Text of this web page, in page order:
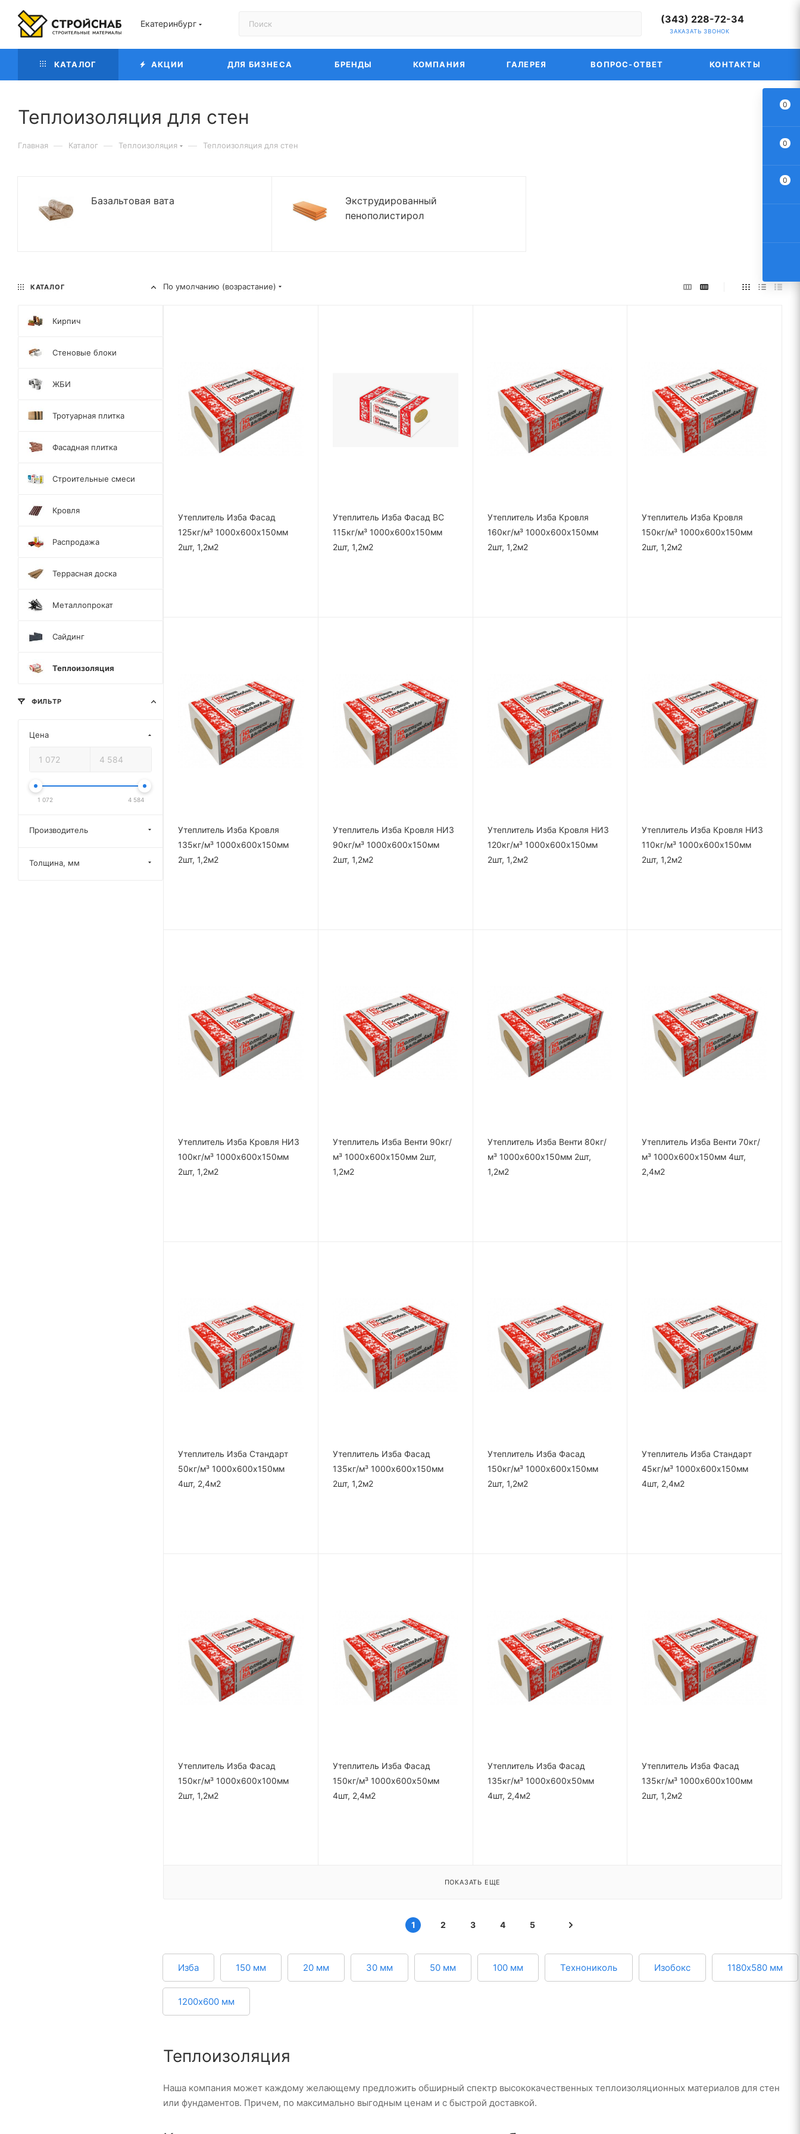
Екатеринбург (343) 228-72-34
ЗАКАЗАТЬ ЗВОНОК
КАТАЛОГ АКЦИИ ДЛЯ БИЗНЕСА БРЕНДЫ КОМПАНИЯ ГАЛЕРЕЯ ВОПРОС-ОТВЕТ КОНТАКТЫ
Теплоизоляция для стен
Главная — Каталог — Теплоизоляция — Теплоизоляция для стен
Базальтовая вата
Экструдированный
пенополистирол
По умолчанию (возрастание)
Утеплитель Изба Фасад
125кг/м³ 1000х600х150мм
2шт, 1,2м2
Утеплитель Изба Фасад ВС
115кг/м³ 1000х600х150мм
2шт, 1,2м2
Утеплитель Изба Кровля
160кг/м³ 1000х600х150мм
2шт, 1,2м2
Утеплитель Изба Кровля
150кг/м³ 1000х600х150мм
2шт, 1,2м2
Утеплитель Изба Кровля
135кг/м³ 1000х600х150мм
2шт, 1,2м2
Утеплитель Изба Кровля НИЗ
90кг/м³ 1000х600х150мм
2шт, 1,2м2
Утеплитель Изба Кровля НИЗ
120кг/м³ 1000х600х150мм
2шт, 1,2м2
Утеплитель Изба Кровля НИЗ
110кг/м³ 1000х600х150мм
2шт, 1,2м2
Утеплитель Изба Кровля НИЗ
100кг/м³ 1000х600х150мм
2шт, 1,2м2
Утеплитель Изба Венти 90кг/
м³ 1000х600х150мм 2шт,
1,2м2
Утеплитель Изба Венти 80кг/
м³ 1000х600х150мм 2шт,
1,2м2
Утеплитель Изба Венти 70кг/
м³ 1000х600х150мм 4шт,
2,4м2
Утеплитель Изба Стандарт
50кг/м³ 1000х600х150мм
4шт, 2,4м2
Утеплитель Изба Фасад
135кг/м³ 1000х600х150мм
2шт, 1,2м2
Утеплитель Изба Фасад
150кг/м³ 1000х600х150мм
2шт, 1,2м2
Утеплитель Изба Стандарт
45кг/м³ 1000х600х150мм
4шт, 2,4м2
Утеплитель Изба Фасад
150кг/м³ 1000х600х100мм
2шт, 1,2м2
Утеплитель Изба Фасад
150кг/м³ 1000х600х50мм
4шт, 2,4м2
Утеплитель Изба Фасад
135кг/м³ 1000х600х50мм
4шт, 2,4м2
Утеплитель Изба Фасад
135кг/м³ 1000х600х100мм
2шт, 1,2м2
ПОКАЗАТЬ ЕЩЕ
1 2 3 4 5
Изба 150 мм 20 мм 30 мм 50 мм 100 мм Технониколь Изобокс 1180х580 мм
1200х600 мм
Теплоизоляция
Наша компания может каждому желающему предложить обширный спектр высококачественных теплоизоляционных материалов для стен
или фундаментов. Причем, по максимально выгодным ценам и с быстрой доставкой.
КАТАЛОГ
Кирпич
Стеновые блоки
ЖБИ
Тротуарная плитка
Фасадная плитка
Строительные смеси
Кровля
Распродажа
Террасная доска
Металлопрокат
Сайдинг
Теплоизоляция
ФИЛЬТР
Цена
1 072 4 584
Производитель
Толщина, мм
0
0
0